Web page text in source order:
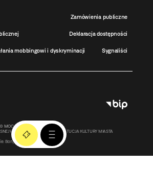
Zamówienia publiczne
Deklaracja dostępności
mobbingowi i dyskryminacji Sygnaliści
© MOCAK2011-2026
W KRAKOWIE MOCAK – INSTYTUCJA KULTURY MIASTA
Bonjour.pl